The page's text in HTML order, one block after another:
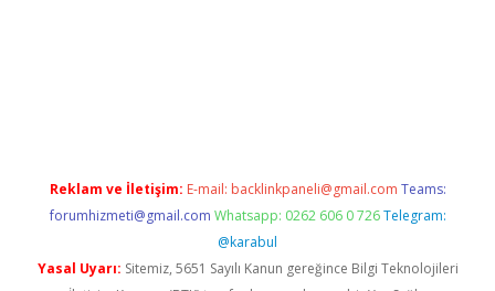
Reklam ve İletişim: E-mail: backlinkpaneli@gmail.com Teams:
forumhizmeti@gmail.com Whatsapp: 0262 606 0 726 Telegram:
@karabul
Yasal Uyarı: Sitemiz, 5651 Sayılı Kanun gereğince Bilgi Teknolojileri